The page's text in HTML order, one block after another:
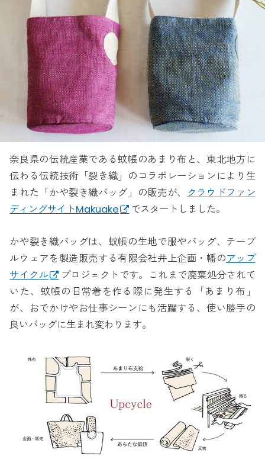
奈良県の伝統産業である蚊帳のあまり布と、東北地方に
伝わる伝統技術「裂き織」のコラボレーションにより生
まれた「かや裂き織バッグ」の販売が、 クラウドファン
ディングサイトMakuake
でスタートしました。
かや裂き織バッグは、蚊帳の生地で服やバッグ、テーブ
ルウェアを製造販売する有限会社井上企画・幡のアップ
サイクル
プロジェクトです。これまで廃棄処分されて
いた、蚊帳の日常着を作る際に発生する「あまり布」
が、おでかけやお仕事シーンにも活躍する、使い勝手の
良いバッグに生まれ変わります。